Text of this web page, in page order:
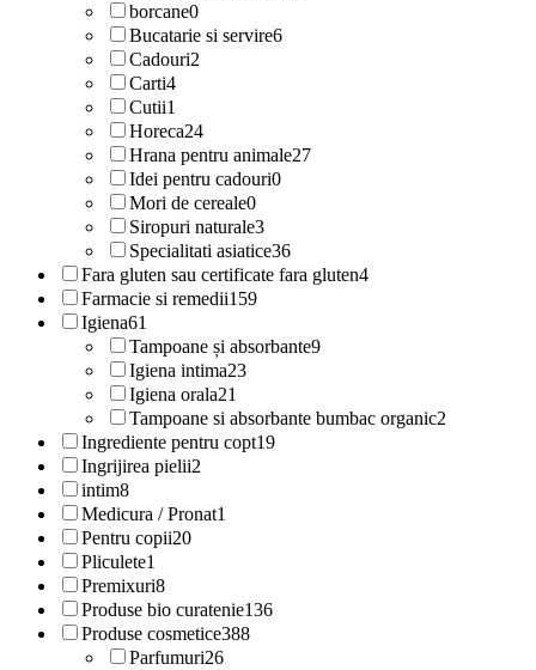
borcane0
Bucatarie si servire6
Cadouri2
Carti4
Cutii1
Horeca24
Hrana pentru animale27
Idei pentru cadouri0
Mori de cereale0
Siropuri naturale3
Specialitati asiatice36
Fara gluten sau certificate fara gluten4
Farmacie si remedii159
Igiena61
Tampoane și absorbante9
Igiena intima23
Igiena orala21
Tampoane si absorbante bumbac organic2
Ingrediente pentru copt19
Ingrijirea pielii2
intim8
Medicura / Pronat1
Pentru copii20
Pliculete1
Premixuri8
Produse bio curatenie136
Produse cosmetice388
Parfumuri26